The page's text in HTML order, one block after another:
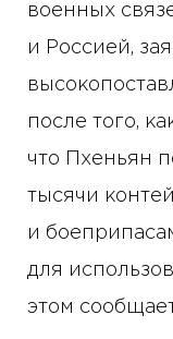
военных
и Россией,
после того,
что Пхеньян
тысячи
и
для
этом